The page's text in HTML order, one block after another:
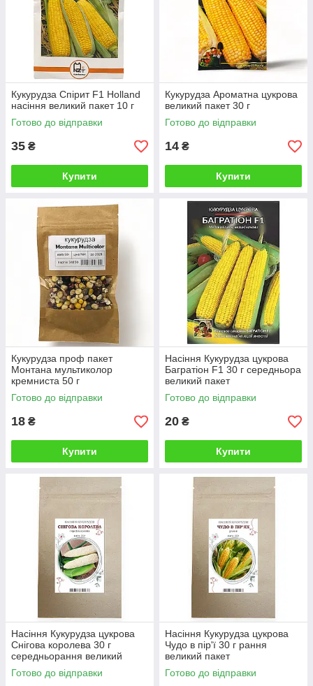
Кукурудза Спірит F1 Holland
насіння великий пакет 10 г
Готово до відправки
35 ₴
Купити
Кукурудза Ароматна цукрова
великий пакет 30 г
Готово до відправки
14 ₴
Купити
Кукурудза проф пакет
Монтана мультиколор
кремниста 50 г
Готово до відправки
18 ₴
Купити
Насіння Кукурудза цукрова
Багратіон F1 30 г середньора
великий пакет
Готово до відправки
20 ₴
Купити
Насіння Кукурудза цукрова
Снігова королева 30 г
середньорання великий
пакет
Готово до відправки
Насіння Кукурудза цукрова
Чудо в пір'ї 30 г рання
великий пакет
Готово до відправки